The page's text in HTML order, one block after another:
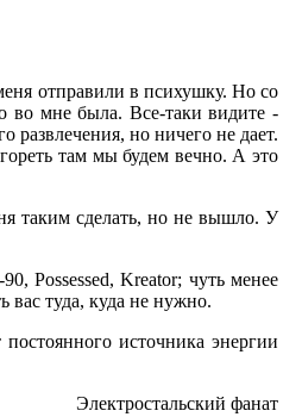
отправили в психушку. Но со
во мне была. Все-таки видите -
развлечения, но ничего не дает.
там мы будем вечно. А это
таким сделать, но не вышло. У
Possessed, Kreator; чуть менее
вас туда, куда не нужно.
источника энергии
Электростальский фанат